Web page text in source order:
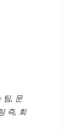
팀, 문
즉, 회